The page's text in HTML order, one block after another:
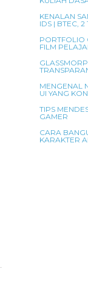
KENALAN
IDS | BTEC,
PORTFOLIO
FILM
MENGENAL
UI YANG
TIPS
GAMER
CARA
KARAKTER